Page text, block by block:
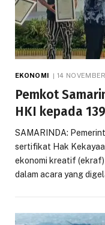
EKONOMI 14
Pemkot
HKI kepada
SAMARINDA:
sertifikat Hak
ekonomi kreatif (ekraf)
dalam acara yang